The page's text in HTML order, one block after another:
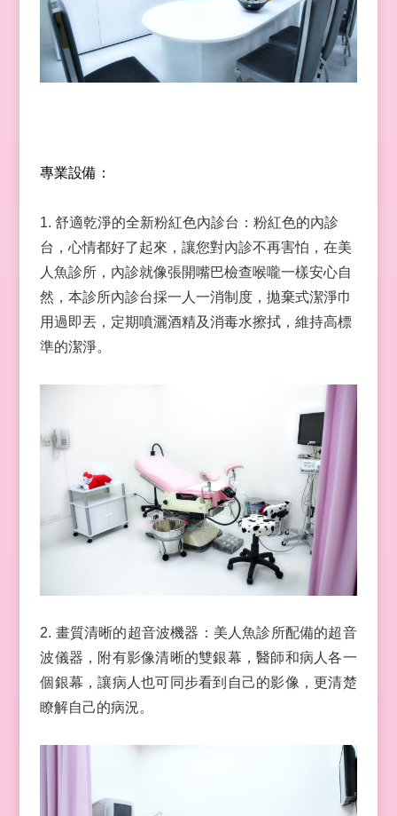
專業設備：
1. 舒適乾淨的全新粉紅色內診台：粉紅色的內診
台，心情都好了起來，讓您對內診不再害怕，在美
人魚診所，內診就像張開嘴巴檢查喉嚨一樣安心自
然，本診所內診台採一人一消制度，拋棄式潔淨巾
用過即丟，定期噴灑酒精及消毒水擦拭，維持高標
準的潔淨。
2. 畫質清晰的超音波機器：美人魚診所配備的超音
波儀器，附有影像清晰的雙銀幕，醫師和病人各一
個銀幕，讓病人也可同步看到自己的影像，更清楚
瞭解自己的病況。